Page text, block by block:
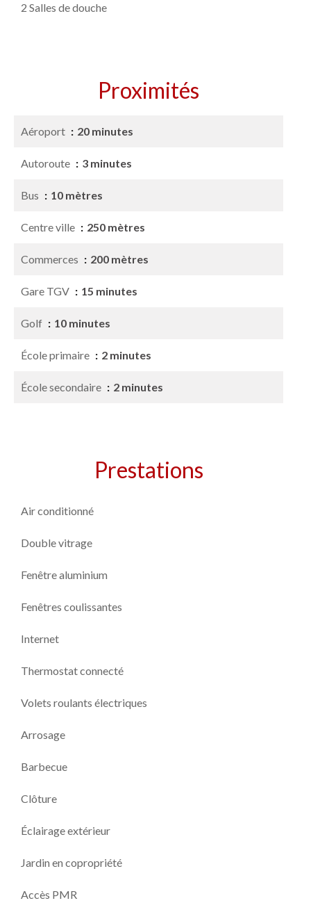
2 Salles de douche
Proximités
Aéroport 20 minutes
Autoroute 3 minutes
Bus 10 mètres
Centre ville 250 mètres
Commerces 200 mètres
Gare TGV 15 minutes
Golf 10 minutes
École primaire 2 minutes
École secondaire 2 minutes
Prestations
Air conditionné
Double vitrage
Fenêtre aluminium
Fenêtres coulissantes
Internet
Thermostat connecté
Volets roulants électriques
Arrosage
Barbecue
Clôture
Éclairage extérieur
Jardin en copropriété
Accès PMR